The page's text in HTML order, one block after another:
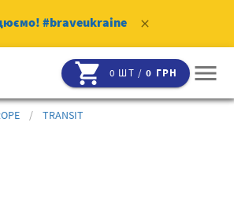
#braveukraine clear
shopping_cart 0 ШТ /0 ГРН menu
/ TRANSIT